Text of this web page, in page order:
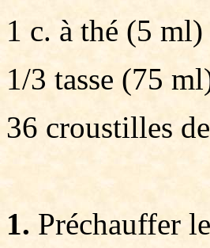
1 c. à thé (5
1/3 tasse (75
36 croustilles
1. Préchauffer